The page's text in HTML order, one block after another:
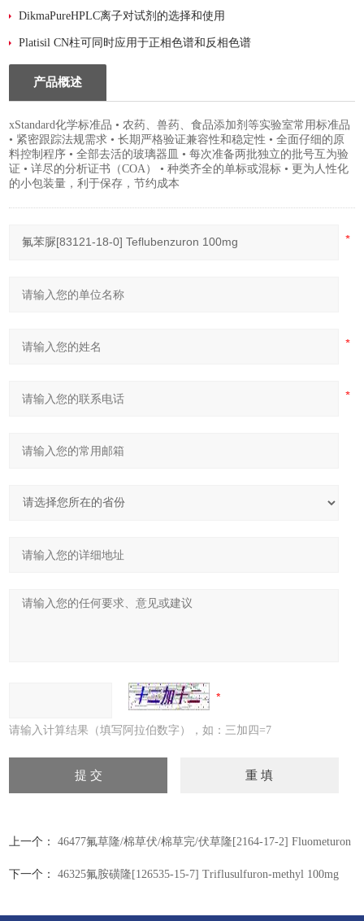
DikmaPureHPLC离子对试剂的选择和使用
Platisil CN柱可同时应用于正相色谱和反相色谱
产品概述
xStandard化学标准品 • 农药、兽药、食品添加剂等实验室常用标准品
• 紧密跟踪法规需求 • 长期严格验证兼容性和稳定性 • 全面仔细的原
料控制程序 • 全部去活的玻璃器皿 • 每次准备两批独立的批号互为验
证 • 详尽的分析证书（COA） • 种类齐全的单标或混标 • 更为人性化
的小包装量，利于保存，节约成本
请输入计算结果（填写阿拉伯数字），如：三加四=7
上一个：
46477氟草隆/棉草伏/棉草完/伏草隆[2164-17-2] Fluometuron
100mg
下一个： 46325氟胺磺隆[126535-15-7] Triflusulfuron-methyl 100mg